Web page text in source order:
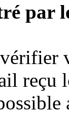
par